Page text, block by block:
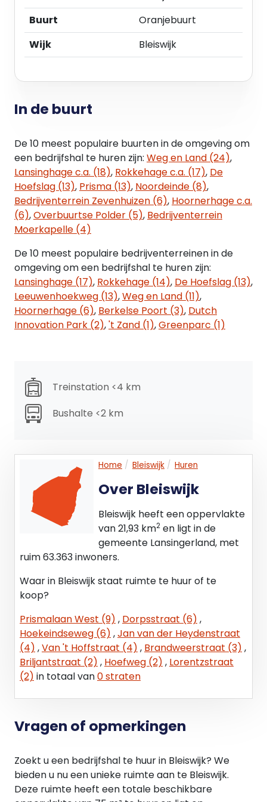
Enkelbestemming : gemengd
Categorie : waarde-Archeologie 2
Maatvoering : maximum bouwhoogte 6 m
INDELING + OPLEVERINGSNIVEAU
Dorpsstraat 89 beschikt over één bouwlaag, als
volgt ingedeeld:
- begane grond : ca. 75 m² opslagruimte
Het object wordt opgeleverd met onder andere
de volgende voorzieningen:
Bedrijfsruimte
- betonvloer
- vloerbelasting 450 kg/m²
HUURCONDITIES
Huuringangsdatum : per direct
Huurprijsindexatie : de huurprijs wordt jaarlijks
Prijsindexcijfer (CPI), reeks Alle huishoudens
(2015=100) van het CBS. Voor het eerst een jaar na
de huuringangsdatum
Huurprijsbetaling : per maand vooruit
Servicekosten : de nutsvoorzieningen worden
bepaalt middels tussenmeters, waarbij een
aan de hand van het uiteindelijke gebruik
Diversen : huurder is verplicht zich te houden aan
alle bepalingen welke voortvloeien uit de akte en
het reglement van splitsing van de Vereniging van
Eigenaren (VvE). Huurder is verplicht zich aan te
sluiten bij de winkeliersvereniging van Bleiswijk
Bankgarantie : gelijk aan 3 maanden huur + 3
Zaken (ROZ) op 30-1-2015 vastgesteld - waarbij
artikel 4.5 in april 2024 is aangepast - en op 8 april
gedeponeerd bij de griffie van de rechtbank te
Buurt
Oranjebuurt
Wijk
Bleiswijk
In de buurt
De 10 meest populaire buurten in de omgeving om
een bedrijfshal te huren zijn: Weg en Land (24),
Lansinghage c.a. (18), Rokkehage c.a. (17), De
Hoefslag (13), Prisma (13), Noordeinde (8),
Bedrijventerrein Zevenhuizen (6), Hoornerhage c.a.
(6),Overbuurtse Polder (5), Bedrijventerrein
Moerkapelle (4)
De 10 meest populaire bedrijventerreinen in de
omgeving om een bedrijfshal te huren zijn:
Lansinghage (17), Rokkehage (14), De Hoefslag (13),
Leeuwenhoekweg (13),Weg en Land (11),
Hoornerhage (6), Berkelse Poort (3), Dutch
Innovation Park (2),'t Zand (1),Greenparc (1)
Treinstation <4 km
Bushalte <2 km
Home Bleiswijk Huren
Over Bleiswijk
Bleiswijk heeft een oppervlakte
van 21,93 km2 en ligt in de
gemeente Lansingerland, met
ruim 63.363 inwoners.
Waar in Bleiswijk staat ruimte te huur of te
koop?
Prismalaan West (9) , Dorpsstraat (6) ,
Hoekeindseweg (6) ,Jan van der Heydenstraat
(4) ,Van 't Hoffstraat (4) , Brandweerstraat (3) ,
Briljantstraat (2) , Hoefweg (2) , Lorentzstraat
(2) in totaal van0 straten
Vragen of opmerkingen
Zoekt u een bedrijfshal te huur in Bleiswijk? We
bieden u nu een unieke ruimte aan te Bleiswijk.
Deze ruimte heeft een totale beschikbare